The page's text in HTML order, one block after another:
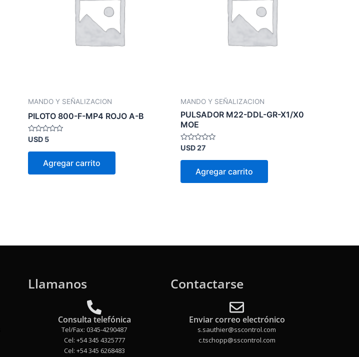
MANDO Y SEÑALIZACION
PILOTO 800-F-MP4 ROJO A-B
Valorado
0
USD 5
Agregar carrito
MANDO Y SEÑALIZACION
PULSADOR M22-DDL-GR-X1/X0
MOE
Valorado
0
USD27
Agregar carrito
Llamanos
Consulta telefónica
Tel/Fax: 0345-4290487
Cel: +54 345 4325777
Cel: +54 345 6268483
Contactarse
Enviar correo electrónico
s.sauthier@sscontrol.com
c.tschopp@sscontrol.com